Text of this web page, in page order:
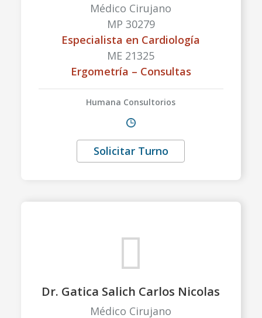
Médico Cirujano
MP 30279
Especialista en Cardiología
ME 21325
Ergometría – Consultas
Humana Consultorios
Solicitar Turno
Dr. Gatica Salich Carlos Nicolas
Médico Cirujano